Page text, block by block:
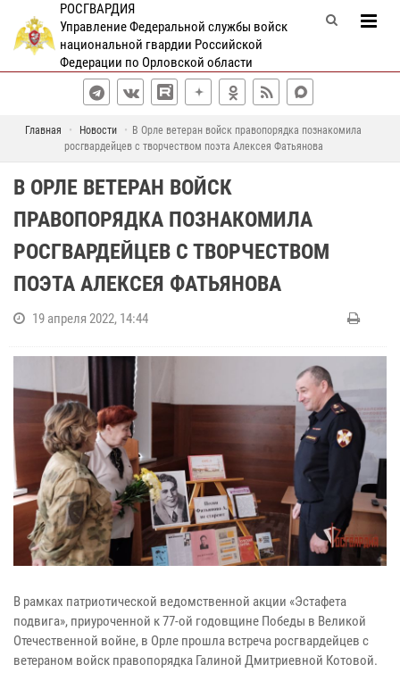
РОСГВАРДИЯ
Управление Федеральной службы войск
национальной гвардии Российской
Федерации по Орловской области
Главная Новости
В Орле ветеран войск правопорядка познакомила
росгвардейцев с творчеством поэта Алексея Фатьянова
В ОРЛЕ ВЕТЕРАН ВОЙСК
ПРАВОПОРЯДКА ПОЗНАКОМИЛА
РОСГВАРДЕЙЦЕВ С ТВОРЧЕСТВОМ
ПОЭТА АЛЕКСЕЯ ФАТЬЯНОВА
19 апреля 2022, 14:44
В рамках патриотической ведомственной акции «Эстафета
подвига», приуроченной к 77-ой годовщине Победы в Великой
Отечественной войне, в Орле прошла встреча росгвардейцев с
ветераном войск правопорядка Галиной Дмитриевной Котовой.